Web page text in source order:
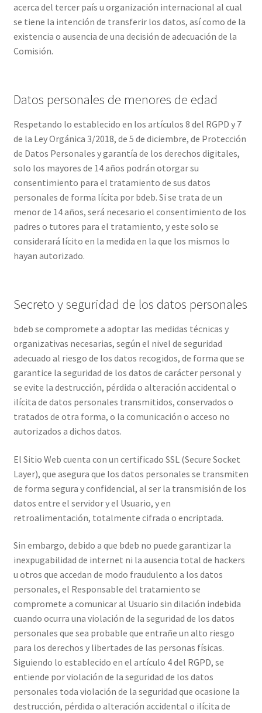
acerca del tercer país u organización internacional al cual
se tiene la intención de transferir los datos, así como de la
existencia o ausencia de una decisión de adecuación de la
Comisión.
Datos personales de menores de edad
Respetando lo establecido en los artículos 8 del RGPD y 7
de la Ley Orgánica 3/2018, de 5 de diciembre, de Protección
de Datos Personales y garantía de los derechos digitales,
solo los mayores de 14 años podrán otorgar su
consentimiento para el tratamiento de sus datos
personales de forma lícita por bdeb. Si se trata de un
menor de 14 años, será necesario el consentimiento de los
padres o tutores para el tratamiento, y este solo se
considerará lícito en la medida en la que los mismos lo
hayan autorizado.
Secreto y seguridad de los datos personales
bdeb se compromete a adoptar las medidas técnicas y
organizativas necesarias, según el nivel de seguridad
adecuado al riesgo de los datos recogidos, de forma que se
garantice la seguridad de los datos de carácter personal y
se evite la destrucción, pérdida o alteración accidental o
ilícita de datos personales transmitidos, conservados o
tratados de otra forma, o la comunicación o acceso no
autorizados a dichos datos.
El Sitio Web cuenta con un certificado SSL (Secure Socket
Layer), que asegura que los datos personales se transmiten
de forma segura y confidencial, al ser la transmisión de los
datos entre el servidor y el Usuario, y en
retroalimentación, totalmente cifrada o encriptada.
Sin embargo, debido a que bdeb no puede garantizar la
inexpugabilidad de internet ni la ausencia total de hackers
u otros que accedan de modo fraudulento a los datos
personales, el Responsable del tratamiento se
compromete a comunicar al Usuario sin dilación indebida
cuando ocurra una violación de la seguridad de los datos
personales que sea probable que entrañe un alto riesgo
para los derechos y libertades de las personas físicas.
Siguiendo lo establecido en el artículo 4 del RGPD, se
entiende por violación de la seguridad de los datos
personales toda violación de la seguridad que ocasione la
destrucción, pérdida o alteración accidental o ilícita de